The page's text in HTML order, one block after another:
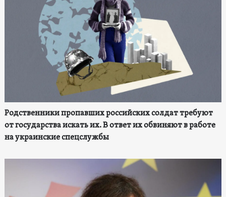
Родственники пропавших российских солдат требуют
от государства искать их. В ответ их обвиняют в работе
на украинские спецслужбы